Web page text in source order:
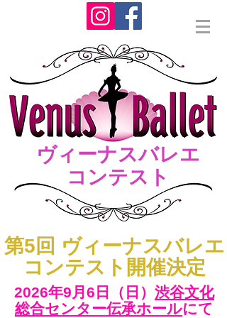
ヴィーナスバレエ
コンテスト
​第5回 ヴィーナスバレエ
コンテスト開催決定
2026年9月6日（日）​ 渋谷文化
総合センター伝承ホールにて